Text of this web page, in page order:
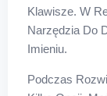
Klawisze. W
Narzędzia Do
Imieniu.
Podczas